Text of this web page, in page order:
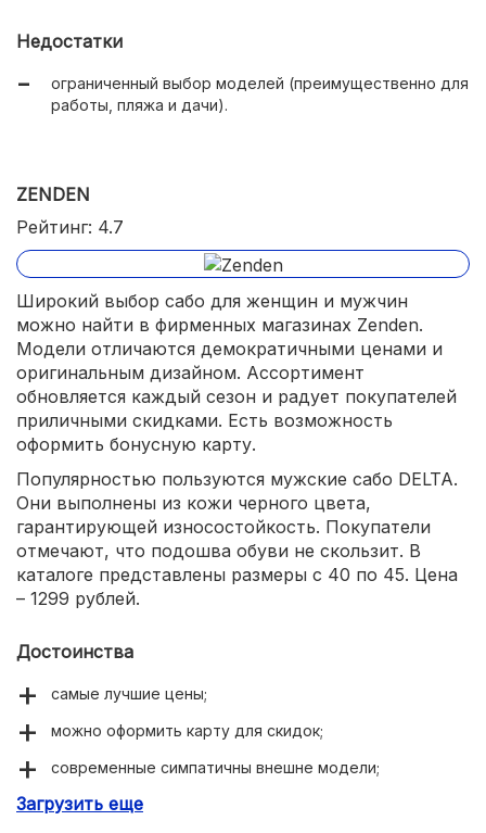
Недостатки
ограниченный выбор моделей (преимущественно для
работы, пляжа и дачи).
ZENDEN
Рейтинг: 4.7
Широкий выбор сабо для женщин и мужчин
можно найти в фирменных магазинах Zenden.
Модели отличаются демократичными ценами и
оригинальным дизайном. Ассортимент
обновляется каждый сезон и радует покупателей
приличными скидками. Есть возможность
оформить бонусную карту.
Популярностью пользуются мужские сабо DELTA.
Они выполнены из кожи черного цвета,
гарантирующей износостойкость. Покупатели
отмечают, что подошва обуви не скользит. В
каталоге представлены размеры с 40 по 45. Цена
– 1299 рублей.
Достоинства
самые лучшие цены;
можно оформить карту для скидок;
современные симпатичны внешне модели;
наличие магазинов почти во всех городах.
Загрузить еще